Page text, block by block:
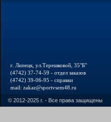
г. Липецк, ул.Терешковой, 35"Б"
(4742) 37-74-59 - отдел заказов
(4742) 39-06-95 - справки
mail: zakaz@sportvsem48.ru
© 2012-2025 г. - Все права защищены